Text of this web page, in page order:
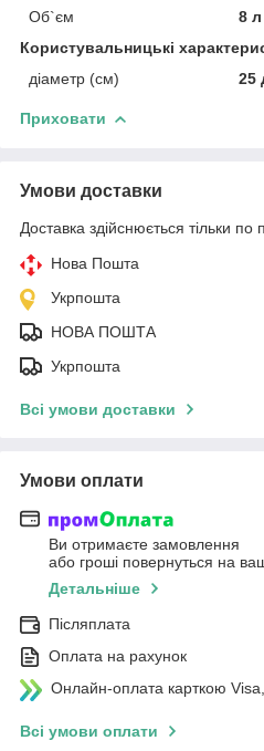
Об`єм
8 л
Користувальницькі
діаметр (см)
25
Приховати
Умови доставки
Доставка здійснюється тільки по
Нова Пошта
Укрпошта
НОВА ПОШТА
Укрпошта
Всі умови доставки
Умови оплати
Ви отримаєте замовлення
або гроші повернуться на
Детальніше
Післяплата
Оплата на рахунок
Онлайн-оплата карткою
Всі умови оплати